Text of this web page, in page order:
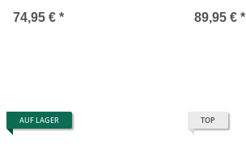
74,95 € * 89,95 € *
AUF LAGER TOP